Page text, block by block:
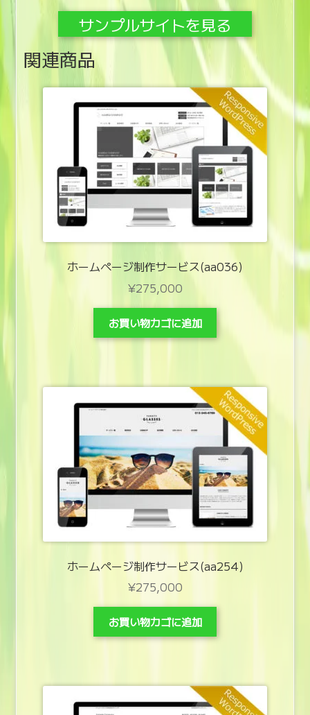
サンプルサイトを見る
関連商品
ホームページ制作サービス(aa036)
¥275,000
お買い物カゴに追加
ホームページ制作サービス(aa254)
¥275,000
お買い物カゴに追加